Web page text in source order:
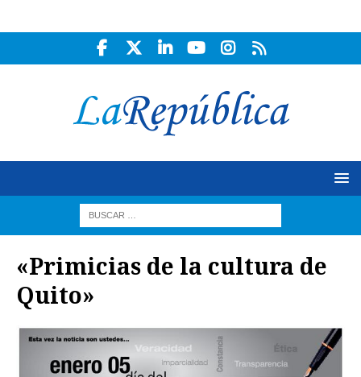
«Primicias de la cultura de
Quito»